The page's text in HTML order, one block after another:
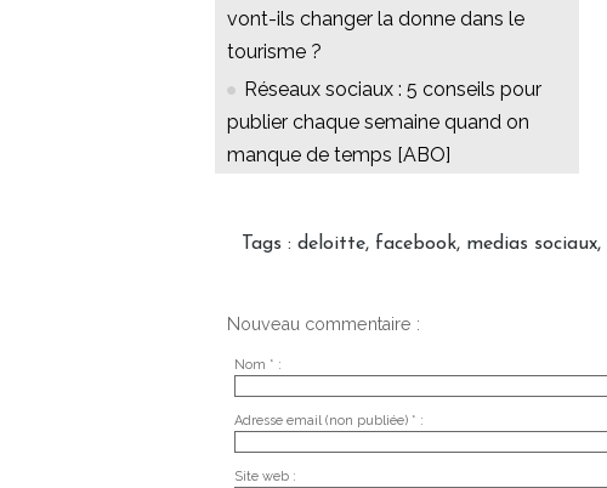
vont-ils changer la donne dans le
tourisme ?
Réseaux sociaux : 5 conseils pour
publier chaque semaine quand on
manque de temps [ABO]
Tags : deloitte, facebook, medias sociaux,
Nouveau commentaire :
Nom * :
Adresse email (non publiée) * :
Site web :